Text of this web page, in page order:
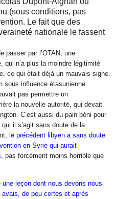
(sous conditions, pas
Le fait que des
nationale le fassent
passer par l’OTAN, une
qui n’a plus la moindre légitimité
ce qui était déjà un mauvais signe.
sous influence étasunienne
pas permettre un
la nouvelle autorité, qui devait
C’est aussi du pain béni pour
il s’agit sans doute de la
le précédent libyen a sans doute
en Syrie qui aurait
, pas forcément moins horrible que
leçon dont nous devons nous
avais, de peu certes et après